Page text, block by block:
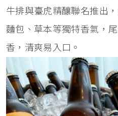
牛排與臺虎精釀聯名推出
麵包、草本等獨特香氣，
香，清爽易入口。